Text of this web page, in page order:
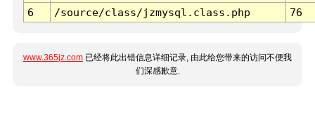
6
/source/class/jzmysql.class.php 76
www.365jz.com 已经将此出错信息详细记录, 由此给您带来的访问不便我
们深感歉意.